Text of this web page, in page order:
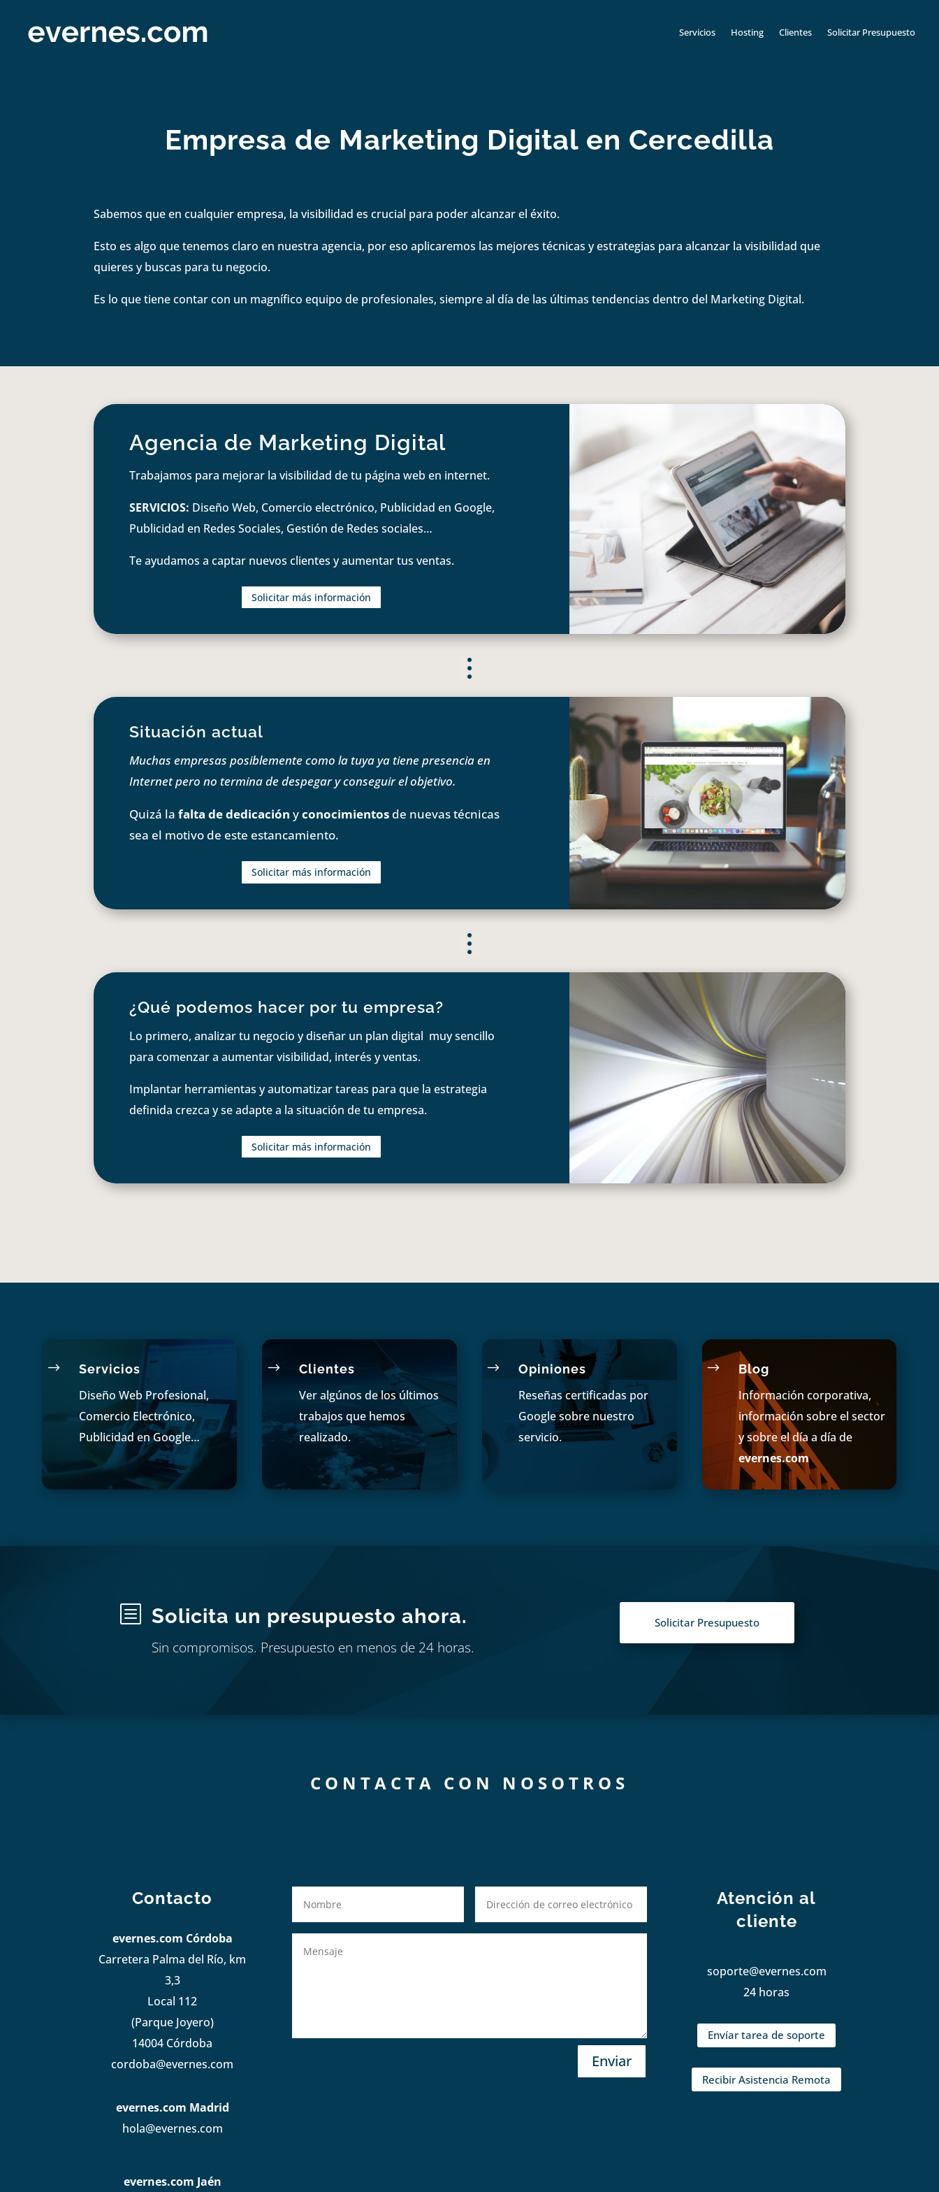
Servicios Hosting Clientes Solicitar Presupuesto
Empresa de Marketing Digital en Cercedilla
Sabemos que en cualquier empresa, la visibilidad es crucial para poder alcanzar el éxito.
Esto es algo que tenemos claro en nuestra agencia, por eso aplicaremos las mejores técnicas y estrategias para alcanzar la visibilidad que
quieres y buscas para tu negocio.
Es lo que tiene contar con un magnífico equipo de profesionales, siempre al día de las últimas tendencias dentro del Marketing Digital.
Agencia de Marketing Digital
Trabajamos para mejorar la visibilidad de tu página web en internet.
SERVICIOS: Diseño Web, Comercio electrónico, Publicidad en Google,
Publicidad en Redes Sociales, Gestión de Redes sociales…
Te ayudamos a captar nuevos clientes y aumentar tus ventas.
Solicitar más información
Situación actual
Muchas empresas posiblemente como la tuya ya tiene presencia en
Internet pero no termina de despegar y conseguir el objetivo.
Quizá lafalta de dedicación yconocimientos de nuevas técnicas
sea el motivo de este estancamiento.
Solicitar más información
¿Qué podemos hacer por tu empresa?
Lo primero, analizar tu negocio y diseñar un plan digital muy sencillo
para comenzar a aumentar visibilidad, interés y ventas.
Implantar herramientas y automatizar tareas para que la estrategia
definida crezca y se adapte a la situación de tu empresa.
Solicitar más información
$ Servicios
Diseño Web Profesional,
Comercio Electrónico,
Publicidad en Google…
$ Clientes
Ver algúnos de los últimos
trabajos que hemos
realizado.
$ Opiniones
Reseñas certificadas por
Google sobre nuestro
servicio.
$ Blog
Información corporativa,
información sobre el sector
y sobre el día a día de
evernes.com
b Solicita un presupuesto ahora.
Sin compromisos. Presupuesto en menos de 24 horas.
Solicitar Presupuesto
CONTACTA CON NOSOTROS
Contacto
evernes.com Córdoba
Carretera Palma del Río, km
3,3
Local 112
(Parque Joyero)
14004 Córdoba
cordoba@evernes.com
evernes.com Madrid
hola@evernes.com
evernes.com Jaén
Enviar
Atención al
cliente
soporte@evernes.com
24 horas
Envíar tarea de soporte
Recibir Asistencia Remota